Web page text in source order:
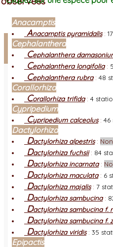
Facebook
Connexion adhérent
Anacamptis
Anacamptis pyramidalis:
Cephalanthera
Cephalanthera
Cephalanthera longifolia:
Cephalanthera rubra: 48
Corallorhiza
Corallorhiza trifida: 4
Cypripedium
Cypripedium calceolus: 46
Dactylorhiza
Dactylorhiza alpestris:
Dactylorhiza fuchsii: 84
Dactylorhiza incarnata:
Dactylorhiza maculata: 6
Dactylorhiza majalis: 7
Dactylorhiza sambucina:
Dactylorhiza sambucina f.
Dactylorhiza sambucina f.
Dactylorhiza viridis: 35
Epipactis